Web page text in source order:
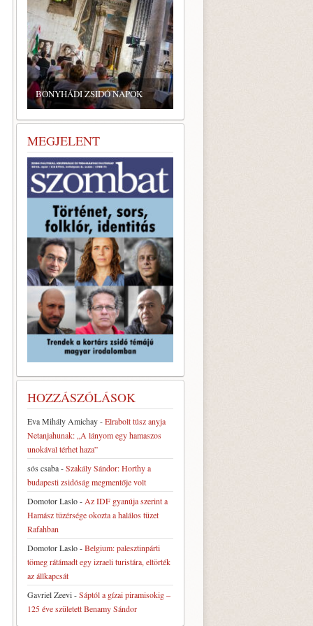
ZSIDÓ GASZTRONÓMIAI
TALÁLKOZÓ A BONYHÁDI
ZSINAGÓGÁBAN
MEGJELENT
HOZZÁSZÓLÁSOK
Eva Mihály Amichay-Elrabolt túsz anyja
Netanjahunak: „A lányom egy hamaszos
unokával térhet haza”
sós csaba-Szakály Sándor: Horthy a
budapesti zsidóság megmentője volt
Domotor Laslo- Az IDF gyanúja szerint a
Hamász tüzérsége okozta a halálos tüzet
Rafahban
Domotor Laslo-Belgium: palesztinpárti
tömeg rátámadt egy izraeli turistára, eltörték
az állkapcsát
Gavriel Zeevi-Sáptól a gízai piramisokig –
125 éve született Benamy Sándor